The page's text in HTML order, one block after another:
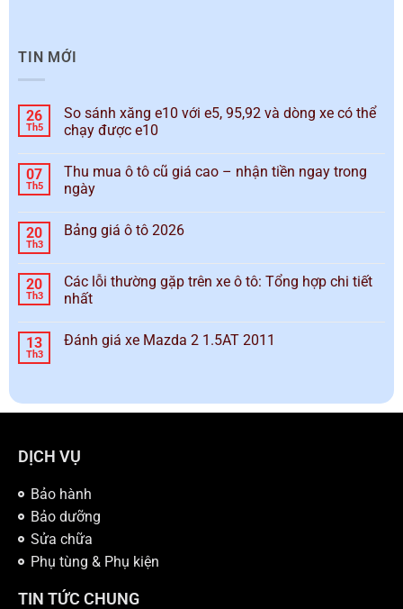
TIN MỚI
26
Th5
So sánh xăng e10 với e5, 95,92 và dòng xe có thể
chạy được e10
07
Th5
Thu mua ô tô cũ giá cao – nhận tiền ngay trong
ngày
20
Th3
Bảng giá ô tô 2026
20
Th3
Các lỗi thường gặp trên xe ô tô: Tổng hợp chi tiết
nhất
13
Th3
Đánh giá xe Mazda 2 1.5AT 2011
DỊCH VỤ
Bảo hành
Bảo dưỡng
Sửa chữa
Phụ tùng & Phụ kiện
TIN TỨC CHUNG